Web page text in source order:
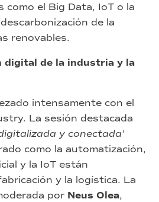
como el Big Data, IoT o la
de la
renovables.
digital de la industria y la
intensamente con el
La sesión destacada
y conectada’
como la automatización,
y la IoT están
y la logística. La
por Neus Olea,